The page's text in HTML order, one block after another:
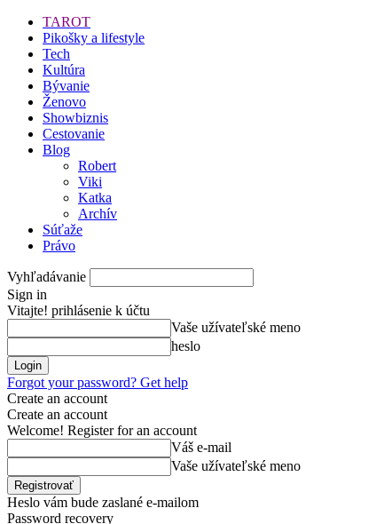
TAROT
Pikošky a lifestyle
Tech
Kultúra
Bývanie
Ženovo
Showbiznis
Cestovanie
Blog
Robert
Viki
Katka
Archív
Súťaže
Právo
Vyhľadávanie
Sign in
Vitajte! prihlásenie k účtu
Vaše užívateľské meno
heslo
Forgot your password? Get help
Create an account
Create an account
Welcome! Register for an account
Váš e-mail
Vaše užívateľské meno
Heslo vám bude zaslané e-mailom
Password recovery